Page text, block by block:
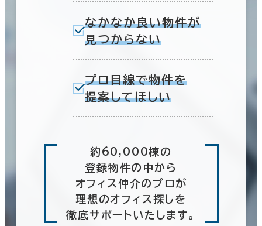
なかなか良い物件が
見つからない
プロ目線で物件を
提案してほしい
約60,000棟の
登録物件の中から
オフィス仲介のプロが
理想のオフィス探しを
徹底サポートいたします。